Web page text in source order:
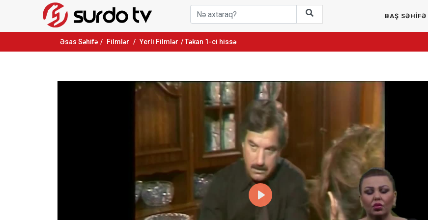
BAŞ SƏHİFƏ
Əsas Səhifə / Filmlər / Yerli Filmlər / Təkan 1-ci hissə